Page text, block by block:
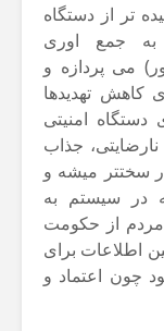
تر از دستگاه
به جمع اوری
می پردازه و
کاهش تهدیدها
دستگاه امنیتی
جذاب
سختتر میشه و
در سیستم به
مردم از حکومت
اطلاعات برای
چون اعتماد و